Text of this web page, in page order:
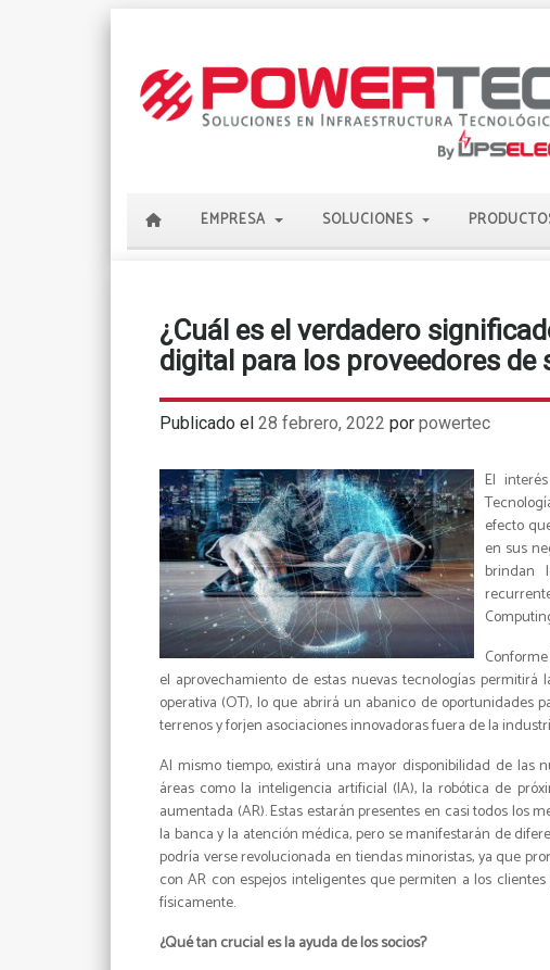
EMPRESA SOLUCIONES
¿Cuál es el verdadero
digital para los proveedores de
Publicado el 28 febrero, 2022 por powertec
El
efecto
en sus
brindan
el aprovechamiento de estas nuevas tecnologías
operativa (OT), lo que abrirá un abanico de oportunidades
terrenos y forjen asociaciones innovadoras fuera de la
Al mismo tiempo, existirá una mayor disponibilidad de las
áreas como la inteligencia artificial (IA), la robótica de
aumentada (AR). Estas estarán presentes en casi todos los
la banca y la atención médica, pero se manifestarán de
podría verse revolucionada en tiendas minoristas, ya que
con AR con espejos inteligentes que permiten a los
físicamente.
¿Qué tan crucial es la ayuda de los socios?